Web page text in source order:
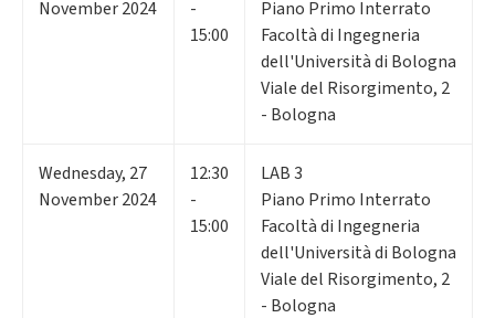
November 2024
-
15:00
Piano Primo Interrato
Facoltà di Ingegneria
dell'Università di Bologna
Viale del Risorgimento, 2
- Bologna
Wednesday, 27
November 2024
12:30
-
15:00
LAB 3
Piano Primo Interrato
Facoltà di Ingegneria
dell'Università di Bologna
Viale del Risorgimento, 2
- Bologna